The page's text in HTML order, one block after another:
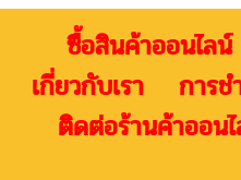
ซื้อสินค้าออ
เกี่ยวกับเรา
ติดต่อร้านค้าออนไ